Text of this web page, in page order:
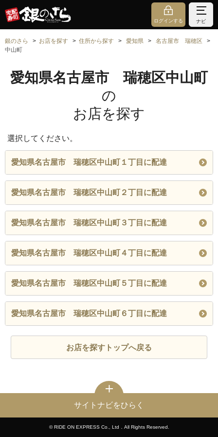
ログインする ナビ
銀のさら お店を探す 住所から探す 愛知県
名古屋市 瑞穂区
中山町
愛知県名古屋市 瑞穂区中山町
の
お店を探す
選択してください。
愛知県名古屋市 瑞穂区中山町１丁目に配達
愛知県名古屋市 瑞穂区中山町２丁目に配達
愛知県名古屋市 瑞穂区中山町３丁目に配達
愛知県名古屋市 瑞穂区中山町４丁目に配達
愛知県名古屋市 瑞穂区中山町５丁目に配達
愛知県名古屋市 瑞穂区中山町６丁目に配達
お店を探すトップへ戻る
サイトナビをひらく
© RIDE ON EXPRESS Co., Ltd．All Rights Reserved.